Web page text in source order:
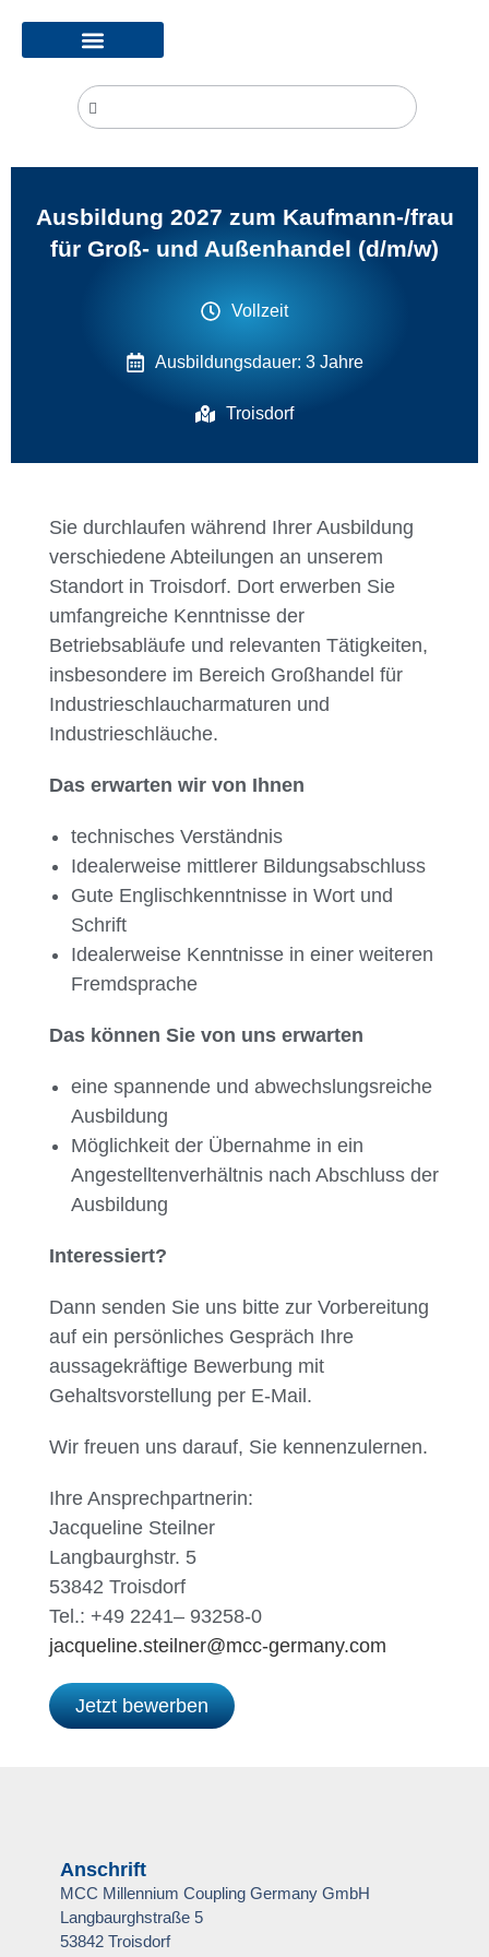
Ausbildung 2027 zum Kaufmann-/frau
für Groß- und Außenhandel (d/m/w)
Vollzeit
Ausbildungsdauer: 3 Jahre
Troisdorf
Sie durchlaufen während Ihrer Ausbildung
verschiedene Abteilungen an unserem
Standort in Troisdorf. Dort erwerben Sie
umfangreiche Kenntnisse der
Betriebsabläufe und relevanten Tätigkeiten,
insbesondere im Bereich Großhandel für
Industrieschlaucharmaturen und
Industrieschläuche.
Das erwarten wir von Ihnen
technisches Verständnis
Idealerweise mittlerer Bildungsabschluss
Gute Englischkenntnisse in Wort und
Schrift
Idealerweise Kenntnisse in einer weiteren
Fremdsprache
Das können Sie von uns erwarten
eine spannende und abwechslungsreiche
Ausbildung
Möglichkeit der Übernahme in ein
Angestelltenverhältnis nach Abschluss der
Ausbildung
Interessiert?
Dann senden Sie uns bitte zur Vorbereitung
auf ein persönliches Gespräch Ihre
aussagekräftige Bewerbung mit
Gehaltsvorstellung per E-Mail.
Wir freuen uns darauf, Sie kennenzulernen.
Ihre Ansprechpartnerin:
Jacqueline Steilner
Langbaurghstr. 5
53842 Troisdorf
Tel.: +49 2241– 93258-0
jacqueline.steilner@mcc-germany.com
Jetzt bewerben
Anschrift
MCC Millennium Coupling Germany GmbH
Langbaurghstraße 5
53842 Troisdorf